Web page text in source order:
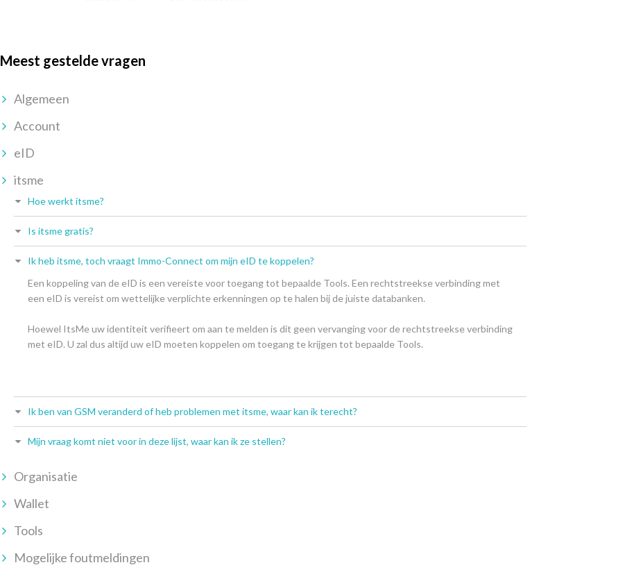
Meest gestelde vragen
Algemeen
Account
eID
itsme
Hoe werkt itsme?
Is itsme gratis?
Ik heb itsme, toch vraagt Immo-Connect om mijn eID te koppelen?
Een koppeling van de eID is een vereiste voor toegang tot bepaalde Tools. Een rechtstreekse verbinding met
een eID is vereist om wettelijke verplichte erkenningen op te halen bij de juiste databanken.
Hoewel ItsMe uw identiteit verifieert om aan te melden is dit geen vervanging voor de rechtstreekse verbinding
met eID. U zal dus altijd uw eID moeten koppelen om toegang te krijgen tot bepaalde Tools.
Ik ben van GSM veranderd of heb problemen met itsme, waar kan ik terecht?
Mijn vraag komt niet voor in deze lijst, waar kan ik ze stellen?
Organisatie
Wallet
Tools
Mogelijke foutmeldingen